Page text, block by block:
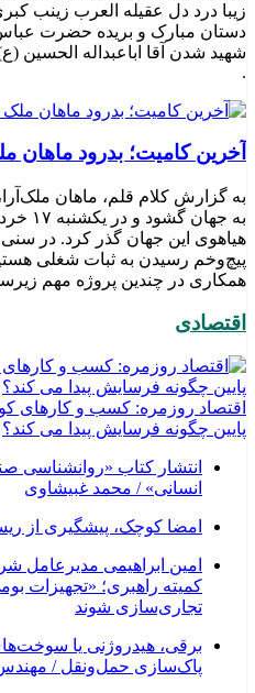
زیبا درد دل عقیله العرب زینب
دستان مبارک و بریده حضرت
شهید شدن آقا اباعبداله الحسین
.
​آخرین کامیت؛ بدرود ماهان
هیاهوی این جهان گذر کرد. در سنی
پیچ‌وخم رسیدن به ثبات شغلی
همکاری در چندین پروژه مهم
اقتصادی
اقتصاد روزمره: کسب‌ و کارهای
پایین چگونه فرسایش پیدا می کند؟
انتشار کتاب «روانشناسی
انسانی» / محمد غبیشاوی
امضا کوچک، پیشگیری از
امین ابراهیمی مدیرعامل
کمیته راهبری؛ «تجهیزات
تجاری‌سازی شوند
برقی، هیدروژنی یا
پاک‌سازی حمل‌ونقل /